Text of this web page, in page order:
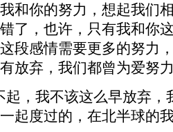
和你的努力，想起我们
了，也许，只有我和你
段感情需要更多的努力
放弃，我们都曾为爱努
，我不该这么早放弃，
起度过的，在北半球的